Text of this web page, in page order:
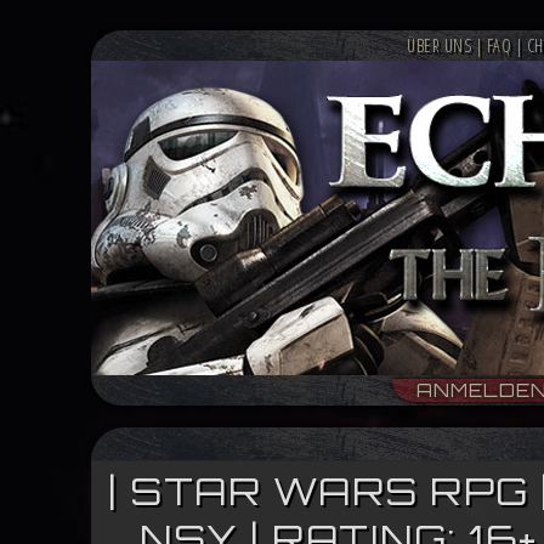
ÜBER UNS| FAQ|
| STAR WARS